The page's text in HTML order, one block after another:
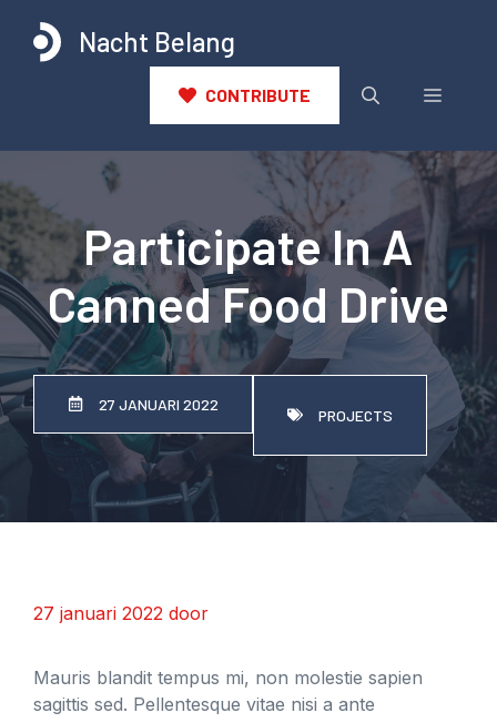
naar
Nacht Belang
CONTRIBUTE Menu
Participate In A
Canned Food Drive
27 JANUARI 2022
PROJECTS
27 januari 2022 door
Mauris blandit tempus mi, non molestie sapien
sagittis sed. Pellentesque vitae nisi a ante